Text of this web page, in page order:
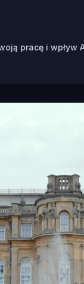
pracę i wpływ